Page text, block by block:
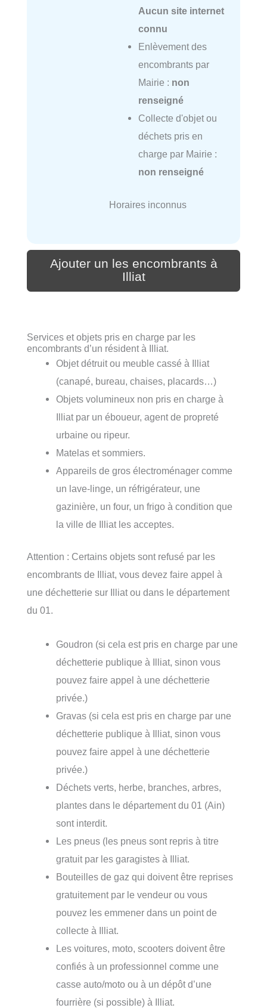
Aucun site internet
connu
Enlèvement des
encombrants par
Mairie : non
renseigné
Collecte d'objet ou
déchets pris en
charge par Mairie :
non renseigné
Horaires inconnus
Ajouter un les encombrants à
Illiat
Services et objets pris en charge par les
encombrants d’un résident à Illiat.
Objet détruit ou meuble cassé à Illiat
(canapé, bureau, chaises, placards…)
Objets volumineux non pris en charge à
Illiat par un éboueur, agent de propreté
urbaine ou ripeur.
Matelas et sommiers.
Appareils de gros électroménager comme
un lave-linge, un réfrigérateur, une
gazinière, un four, un frigo à condition que
la ville de Illiat les acceptes.
Attention : Certains objets sont refusé par les
encombrants de Illiat, vous devez faire appel à
une déchetterie sur Illiat ou dans le département
du 01.
Goudron (si cela est pris en charge par une
déchetterie publique à Illiat, sinon vous
pouvez faire appel à une déchetterie
privée.)
Gravas (si cela est pris en charge par une
déchetterie publique à Illiat, sinon vous
pouvez faire appel à une déchetterie
privée.)
Déchets verts, herbe, branches, arbres,
plantes dans le département du 01 (Ain)
sont interdit.
Les pneus (les pneus sont repris à titre
gratuit par les garagistes à Illiat.
Bouteilles de gaz qui doivent être reprises
gratuitement par le vendeur ou vous
pouvez les emmener dans un point de
collecte à Illiat.
Les voitures, moto, scooters doivent être
confiés à un professionnel comme une
casse auto/moto ou à un dépôt d’une
fourrière (si possible) à Illiat.